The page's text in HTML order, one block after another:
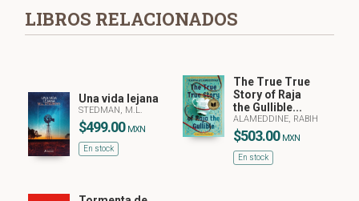
LIBROS RELACIONADOS
Una vida lejana
STEDMAN, M.L.
$499.00 MXN
En stock
The True True
Story of Raja
the Gullible...
ALAMEDDINE, RABIH
$503.00 MXN
En stock